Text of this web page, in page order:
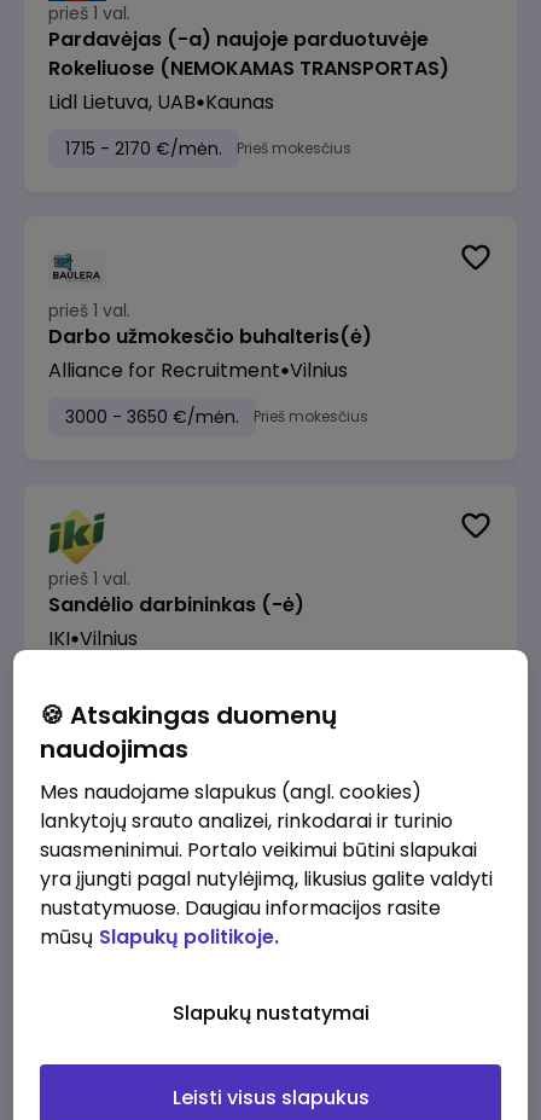
prieš 1 val.
Pardavėjas (-a) naujoje parduotuvėje
Rokeliuose (NEMOKAMAS TRANSPORTAS)
Lidl Lietuva, UAB Kaunas
1715 - 2170 €/mėn. Prieš mokesčius
prieš 1 val.
Darbo užmokesčio buhalteris(ė)
Alliance for Recruitment Vilnius
3000 - 3650 €/mėn. Prieš mokesčius
prieš 1 val.
Sandėlio darbininkas (-ė)
IKI Vilnius
prieš 2 val.
Prekybos procesų specialistas (-ė)
IKI Vilnius
2200 - 2500 €/mėn. Prieš mokesčius
🍪 Atsakingas duomenų
naudojimas
Mes naudojame slapukus (angl. cookies)
lankytojų srauto analizei, rinkodarai ir turinio
suasmeninimui. Portalo veikimui būtini slapukai
yra įjungti pagal nutylėjimą, likusius galite valdyti
nustatymuose. Daugiau informacijos rasite
mūsų Slapukų politikoje.
Slapukų nustatymai
Leisti visus slapukus